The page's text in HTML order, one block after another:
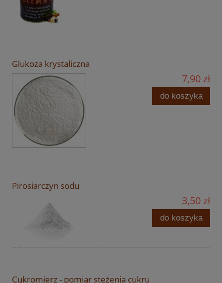
Glukoza krystaliczna
7,90 zł
do koszyka
Pirosiarczyn sodu
3,50 zł
do koszyka
Cukromierz - pomiar stężenia cukru